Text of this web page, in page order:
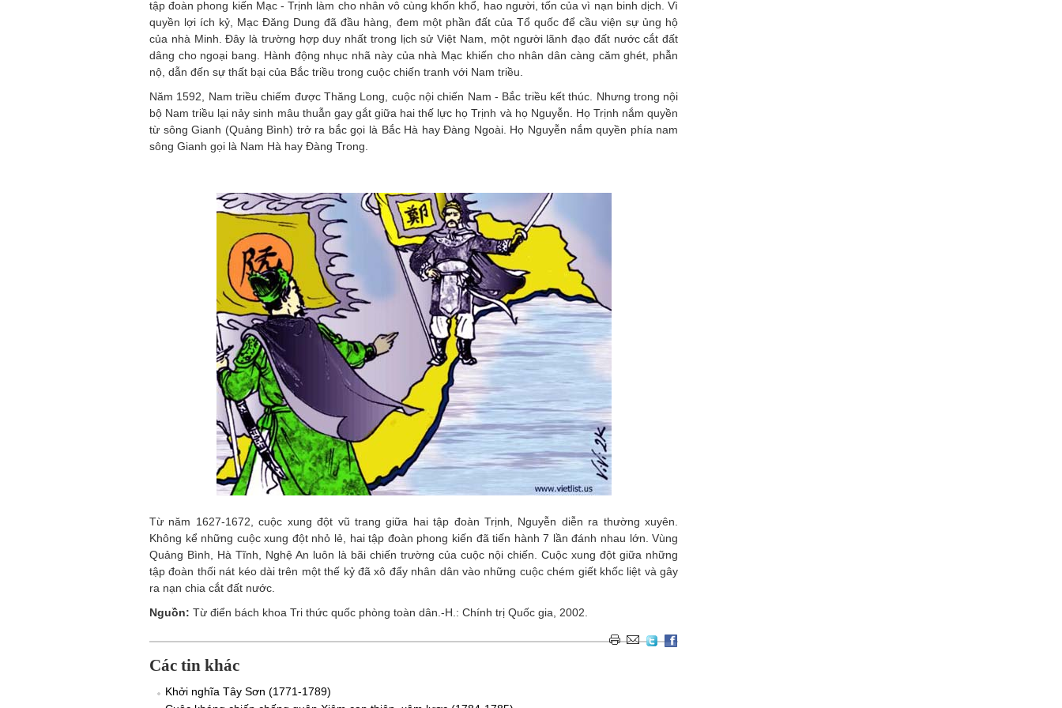
tập đoàn phong kiến Mạc - Trịnh làm cho nhân vô cùng khốn khổ, hao người, tốn của vì nạn binh dịch. Vì
quyền lợi ích kỷ, Mạc Đăng Dung đã đầu hàng, đem một phần đất của Tổ quốc để cầu viện sự ủng hộ
của nhà Minh. Đây là trường hợp duy nhất trong lịch sử Việt Nam, một người lãnh đạo đất nước cắt đất
dâng cho ngoại bang. Hành động nhục nhã này của nhà Mạc khiến cho nhân dân càng căm ghét, phẫn
nộ, dẫn đến sự thất bại của Bắc triều trong cuộc chiến tranh với Nam triều.
Năm 1592, Nam triều chiếm được Thăng Long, cuộc nội chiến Nam - Bắc triều kết thúc. Nhưng trong nội
bộ Nam triều lại nảy sinh mâu thuẫn gay gắt giữa hai thế lực họ Trịnh và họ Nguyễn. Họ Trịnh nắm quyền
từ sông Gianh (Quảng Bình) trở ra bắc gọi là Bắc Hà hay Đàng Ngoài. Họ Nguyễn nắm quyền phía nam
sông Gianh gọi là Nam Hà hay Đàng Trong.
Từ năm 1627-1672, cuộc xung đột vũ trang giữa hai tập đoàn Trịnh, Nguyễn diễn ra thường xuyên.
Không kể những cuộc xung đột nhỏ lẻ, hai tập đoàn phong kiến đã tiến hành 7 lần đánh nhau lớn. Vùng
Quảng Bình, Hà Tĩnh, Nghệ An luôn là bãi chiến trường của cuộc nội chiến. Cuộc xung đột giữa những
tập đoàn thối nát kéo dài trên một thế kỷ đã xô đẩy nhân dân vào những cuộc chém giết khốc liệt và gây
ra nạn chia cắt đất nước.
Nguồn: Từ điển bách khoa Tri thức quốc phòng toàn dân.-H.: Chính trị Quốc gia, 2002.
Các tin khác
Khởi nghĩa Tây Sơn (1771-1789)